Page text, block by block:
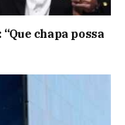
chapa possa